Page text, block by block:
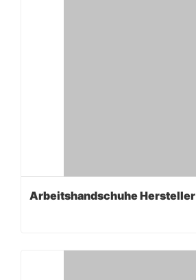
Arbeitshandschuhe Hersteller